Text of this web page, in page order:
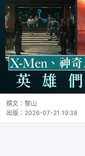
撰文： 黎山
出版： 2026-07-21 19:38